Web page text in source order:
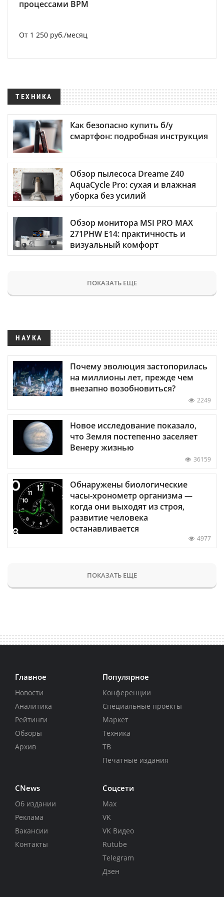
процессами BPM
От 1 250 руб./месяц
ТЕХНИКА
Как безопасно купить б/у
смартфон: подробная инструкция
Обзор пылесоса Dreame Z40
AquaCycle Pro: сухая и влажная
уборка без усилий
Обзор монитора MSI PRO MAX
271PHW E14: практичность и
визуальный комфорт
ПОКАЗАТЬ ЕЩЕ
НАУКА
Почему эволюция застопорилась
на миллионы лет, прежде чем
внезапно возобновиться?
2249
Новое исследование показало,
что Земля постепенно заселяет
Венеру жизнью
36159
Обнаружены биологические
часы-хронометр организма —
когда они выходят из строя,
развитие человека
останавливается
4977
ПОКАЗАТЬ ЕЩЕ
Главное
Новости
Аналитика
Рейтинги
Обзоры
Архив
Популярное
Конференции
Специальные проекты
Маркет
Техника
ТВ
Печатные издания
CNews
Об издании
Реклама
Вакансии
Контакты
Соцсети
Max
VK
VK Видео
Rutube
Telegram
Дзен